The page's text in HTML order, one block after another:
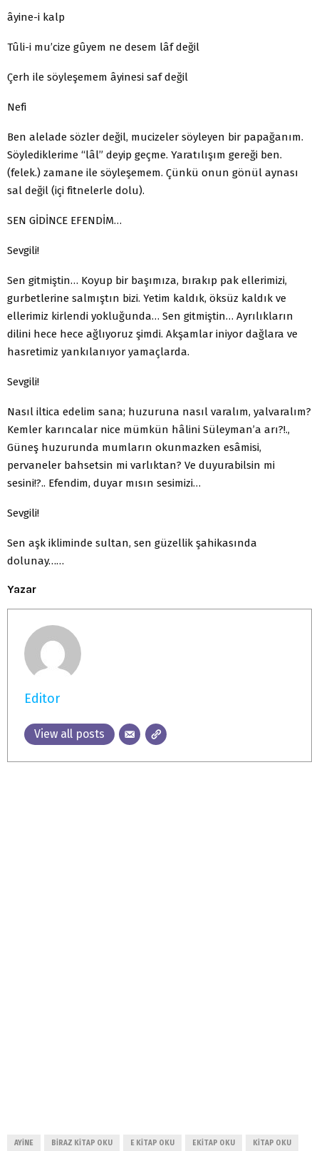
âyine-i kalp
Tûli-i mu’cize gûyem ne desem lâf değil
Çerh ile söyleşemem âyinesi saf değil
Nefi
Ben alelade sözler değil, mucizeler söyleyen bir papağanım.
Söylediklerime “lâl” deyip geçme. Yaratılışım gereği ben.
(felek.) zamane ile söyleşemem. Çünkü onun gönül aynası
sal değil (içi fitnelerle dolu).
SEN GİDİNCE EFENDİM…
Sevgili!
Sen gitmiştin… Koyup bir başımıza, bırakıp pak ellerimizi,
gurbetlerine salmıştın bizi. Yetim kaldık, öksüz kaldık ve
ellerimiz kirlendi yokluğunda… Sen gitmiştin… Ayrılıkların
dilini hece hece ağlıyoruz şimdi. Akşamlar iniyor dağlara ve
hasretimiz yankılanıyor yamaçlarda.
Sevgili!
Nasıl iltica edelim sana; huzuruna nasıl varalım, yalvaralım?
Kemler karıncalar nice mümkün hâlini Süleyman’a arı?!.,
Güneş huzurunda mumların okunmazken esâmisi,
pervaneler bahsetsin mi varlıktan? Ve duyurabilsin mi
sesini!?.. Efendim, duyar mısın sesimizi…
Sevgili!
Sen aşk ikliminde sultan, sen güzellik şahikasında
dolunay……
Yazar
Editor
View all posts
AYINE BIRAZ KITAP OKU E KITAP OKU EKITAP OKU KITAP OKU